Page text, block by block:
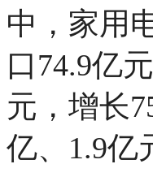
中，家用
口74.9亿
元，增长
亿、1.9亿